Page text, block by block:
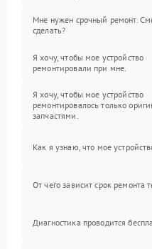
Мне нужен срочный ремонт.
сделать?
Я хочу, чтобы мое устройство
ремонтировали при мне.
Я хочу, чтобы мое устройство
ремонтировалось только
запчастями.
Как я узнаю, что мое
От чего зависит срок ремонта
Диагностика проводится